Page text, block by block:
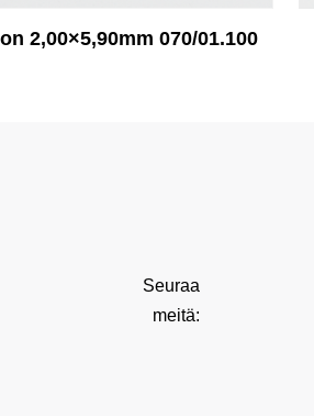
2,00×5,90mm 070/01.100
Seuraa
meitä: